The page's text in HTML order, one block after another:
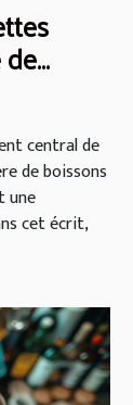
central de
de boissons
une
cet écrit,